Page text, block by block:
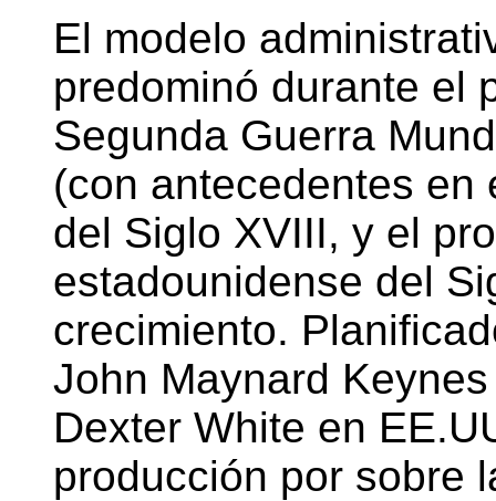
El modelo
predominó durante el
Segunda Guerra
(con antecedentes en
del Siglo XVIII, y el
estadounidense del
crecimiento.
John Maynard
Dexter White en
producción por sobre